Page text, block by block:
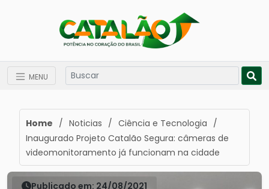
MENU
Home / Noticias / Ciência e Tecnologia /
Inaugurado Projeto Catalão Segura: câmeras de
videomonitoramento já funcionam na cidade
Publicado em: 24/08/2021